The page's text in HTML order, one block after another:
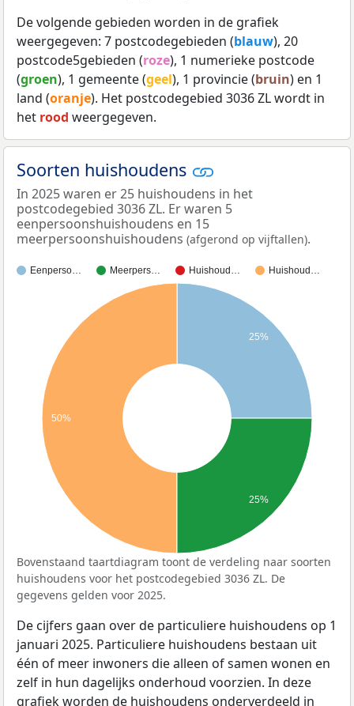
De volgende gebieden worden in de grafiek
weergegeven: 7 postcodegebieden (blauw), 20
postcode5gebieden (roze), 1 numerieke postcode
(groen), 1 gemeente (geel), 1 provincie (bruin) en 1
land (oranje). Het postcodegebied 3036 ZL wordt in
het rood weergegeven.
Soorten huishoudens
In 2025 waren er 25 huishoudens in het
postcodegebied 3036 ZL. Er waren 5
eenpersoonshuishoudens en 15
meerpersoonshuishoudens (afgerond op vijftallen).
Eenperso… Meerpers… Huishoud… Huishoud…
25%
50%
25%
Bovenstaand taartdiagram toont de verdeling naar soorten
huishoudens voor het postcodegebied 3036 ZL. De
gegevens gelden voor 2025.
De cijfers gaan over de particuliere huishoudens op 1
januari 2025. Particuliere huishoudens bestaan uit
één of meer inwoners die alleen of samen wonen en
zelf in hun dagelijks onderhoud voorzien. In deze
grafiek worden de huishoudens onderverdeeld in